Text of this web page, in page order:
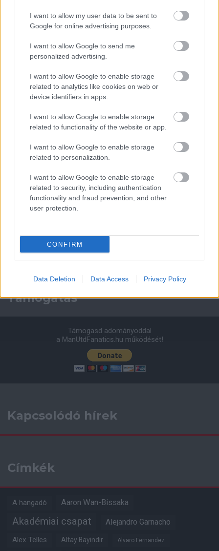
I want to allow my user data to be sent to
Google for online advertising purposes.
I want to allow Google to send me
personalized advertising.
I want to allow Google to enable storage
related to analytics like cookies on web or
device identifiers in apps.
I want to allow Google to enable storage
related to functionality of the website or app.
I want to allow Google to enable storage
related to personalization.
I want to allow Google to enable storage
related to security, including authentication
functionality and fraud prevention, and other
user protection.
CONFIRM
Data Deletion Data Access Privacy Policy
Meccs Center
Paris Saint-Germainvs
Manchester United
Felkészülési szezon 4. mérkőzés
Nya Ullevi, Göteborg
0 nap 21 óra 21 perc 39 másodperc
AC Milan 2026-08-15 18:00
Támogatás
Támogasd adományoddal
a ManUtdFanatics.hu működését!
Kapcsolódó hírek
Címkék
A hangadó Aaron Wan-Bissaka
Akadémiai csapat Alejandro Garnacho
Alex Telles Altay Bayindir Alvaro Fernandez